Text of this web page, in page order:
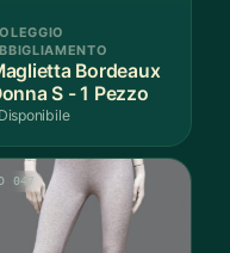
Bordeaux
S - 1 Pezzo
047